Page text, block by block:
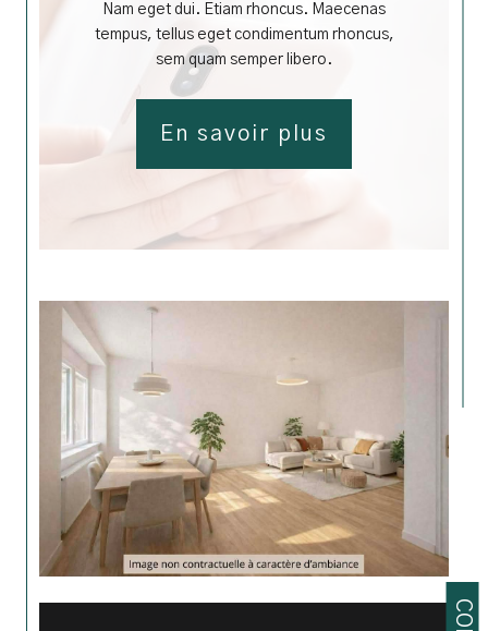
Nam eget dui. Etiam rhoncus. Maecenas
tempus, tellus eget condimentum rhoncus,
sem quam semper libero.
En savoir plus